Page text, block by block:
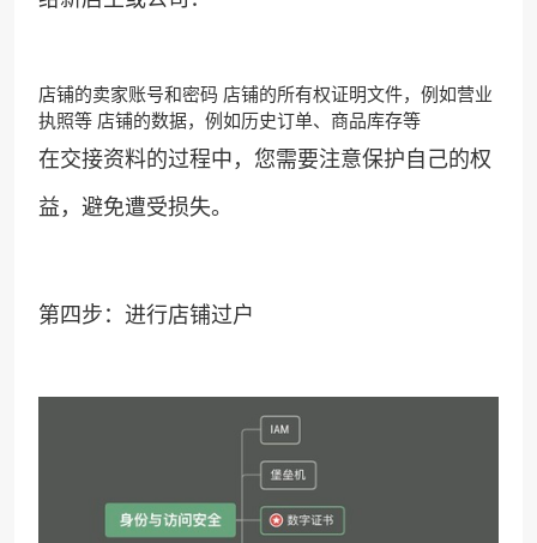
店铺的卖家账号和密码 店铺的所有权证明文件，例如营业
执照等 店铺的数据，例如历史订单、商品库存等
在交接资料的过程中，您需要注意保护自己的权
益，避免遭受损失。
第四步：进行店铺过户